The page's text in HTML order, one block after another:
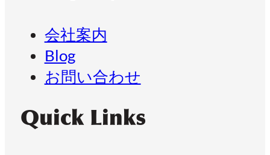
会社案内
Blog
お問い合わせ
Quick Links